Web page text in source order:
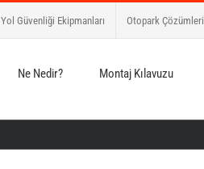
Yol Güvenliği Ekipmanları Otopark Çözümleri
Ne Nedir? Montaj Kılavuzu